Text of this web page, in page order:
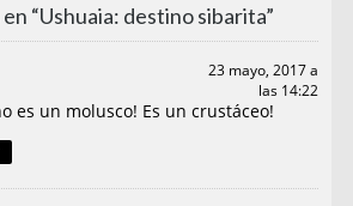
“Ushuaia: destino sibarita”
23 mayo, 2017 a
las 14:22
es un molusco! Es un crustáceo!